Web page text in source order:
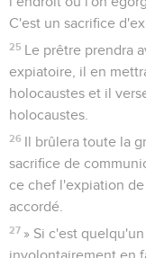
C'est un sacrifice
25
Le prêtre prendra
expiatoire, il en
holocaustes et il
holocaustes.
26
Il brûlera toute la
sacrifice de
ce chef l'expiation
accordé.
27 » Si c'est